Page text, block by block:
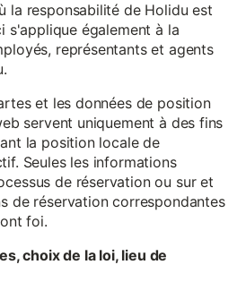
la responsabilité de Holidu est
s'applique également à la
représentants et agents
et les données de position
servent uniquement à des fins
la position locale de
Seules les informations
de réservation ou sur et
de réservation correspondantes
foi.
choix de la loi, lieu de